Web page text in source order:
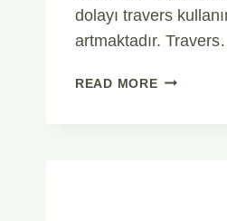
dolayı travers
artmaktadır.
READ MORE